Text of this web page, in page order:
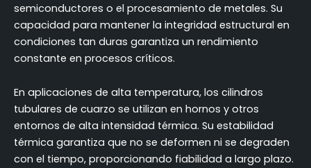
semiconductores o el procesamiento de metales. Su
capacidad para mantener la integridad estructural en
condiciones tan duras garantiza un rendimiento
constante en procesos críticos.
En aplicaciones de alta temperatura, los cilindros
tubulares de cuarzo se utilizan en hornos y otros
entornos de alta intensidad térmica. Su estabilidad
térmica garantiza que no se deformen ni se degraden
con el tiempo, proporcionando fiabilidad a largo plazo.